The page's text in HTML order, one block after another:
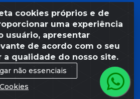
cookies próprios e de
uma experiência
usuário, apresentar
de acordo com o seu
a qualidade do nosso site.
não essenciais
Coral LTDA - Rua da Praia,
- Recife/PE - CEP 50020-550 -
11.623.188/0027-80